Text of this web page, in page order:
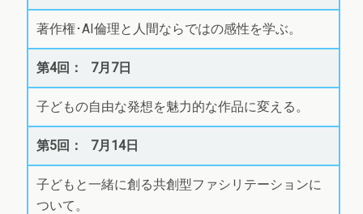
著作権･AI倫理と人間ならではの感性を学ぶ。
7月7日
子どもの自由な発想を魅力的な作品に変える。
7月14日
子どもと一緒に創る共創型ファシリテーションに
ついて。